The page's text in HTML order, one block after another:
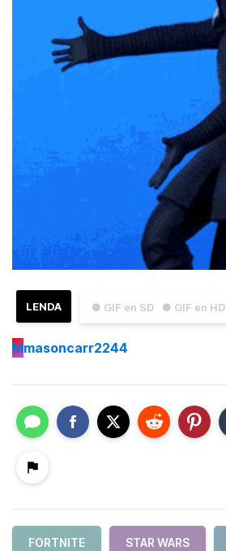
● GIF en SD ● GIF en HD
LENDA
Mmasoncarr2244
FORTNITE STAR WARS